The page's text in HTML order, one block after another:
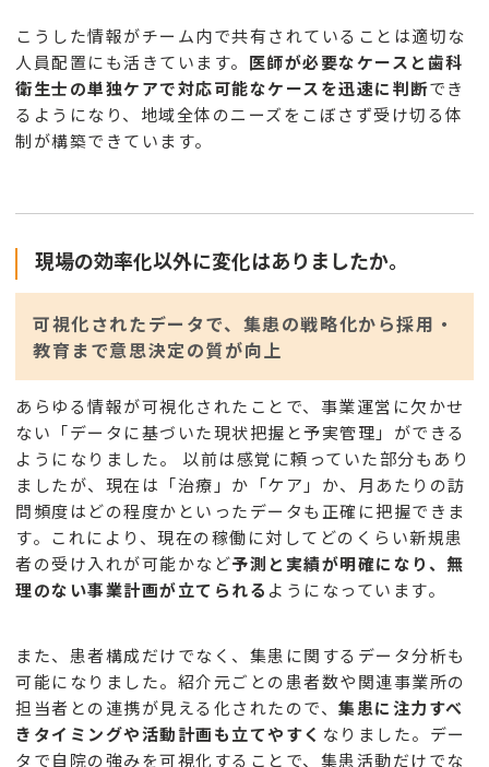
こうした情報がチーム内で共有されていることは適切な
人員配置にも活きています。 医師が必要なケースと歯科
衛生士の単独ケアで対応可能なケースを迅速に判断でき
るようになり、地域全体のニーズをこぼさず受け切る体
制が構築できています。
現場の効率化以外に変化はありましたか。
可視化されたデータで、集患の戦略化から採用・
教育まで意思決定の質が向上
あらゆる情報が可視化されたことで、事業運営に欠かせ
ない「データに基づいた現状把握と予実管理」ができる
ようになりました。 以前は感覚に頼っていた部分もあり
ましたが、現在は「治療」か「ケア」か、月あたりの訪
問頻度はどの程度かといったデータも正確に把握できま
す。これにより、現在の稼働に対してどのくらい新規患
者の受け入れが可能かなど予測と実績が明確になり、無
理のない事業計画が立てられる ようになっています。
また、患者構成だけでなく、集患に関するデータ分析も
可能になりました。紹介元ごとの患者数や関連事業所の
担当者との連携が見える化されたので、 集患に注力すべ
きタイミングや活動計画も立てやすく なりました。デー
タで自院の強みを可視化することで、集患活動だけでな